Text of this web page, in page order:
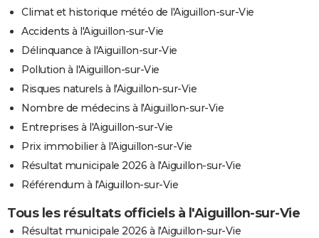
Climat et historique météo de l'Aiguillon-sur-Vie
Accidents à l'Aiguillon-sur-Vie
Délinquance à l'Aiguillon-sur-Vie
Pollution à l'Aiguillon-sur-Vie
Risques naturels à l'Aiguillon-sur-Vie
Nombre de médecins à l'Aiguillon-sur-Vie
Entreprises à l'Aiguillon-sur-Vie
Prix immobilier à l'Aiguillon-sur-Vie
Résultat municipale 2026 à l'Aiguillon-sur-Vie
Référendum à l'Aiguillon-sur-Vie
Tous les résultats officiels à l'Aiguillon-sur-Vie
Résultat municipale 2026 à l'Aiguillon-sur-Vie